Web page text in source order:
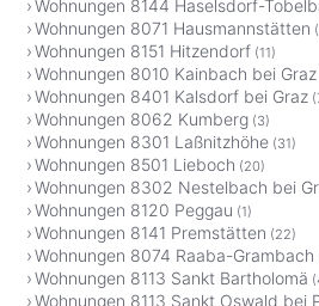
Wohnungen 8144 Haselsdorf-
Wohnungen 8071 Hausmannstätten
Wohnungen 8151 Hitzendorf (11)
Wohnungen 8010 Kainbach bei Graz
Wohnungen 8401 Kalsdorf bei Graz
Wohnungen 8062 Kumberg (3)
Wohnungen 8301 Laßnitzhöhe (31)
Wohnungen 8501 Lieboch (20)
Wohnungen 8302 Nestelbach bei
Wohnungen 8120 Peggau (1)
Wohnungen 8141 Premstätten (22)
Wohnungen 8074 Raaba-Grambach
Wohnungen 8113 Sankt Bartholomä
Wohnungen 8113 Sankt Oswald bei